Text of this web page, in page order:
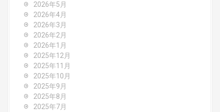
2026年5月
2026年4月
2026年3月
2026年2月
2026年1月
2025年12月
2025年11月
2025年10月
2025年9月
2025年8月
2025年7月